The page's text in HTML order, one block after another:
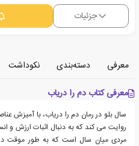
جزئیات
معرفی دسته‌بندی نکوداشت
معرفی کتاب دم را دریاب
سال بلو در رمان دم را دریاب، با آمیزش
روایت می کند که به دنبال اثبات ارزش و
مردی میان سال است که به طور موقت در